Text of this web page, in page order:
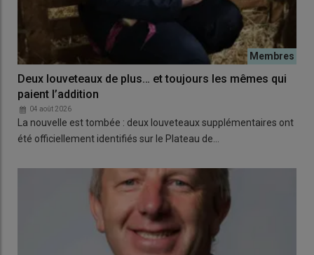
Deux louveteaux de plus… et toujours les mêmes qui
paient l’addition
04 août 2026
La nouvelle est tombée : deux louveteaux supplémentaires ont
été officiellement identifiés sur le Plateau de…